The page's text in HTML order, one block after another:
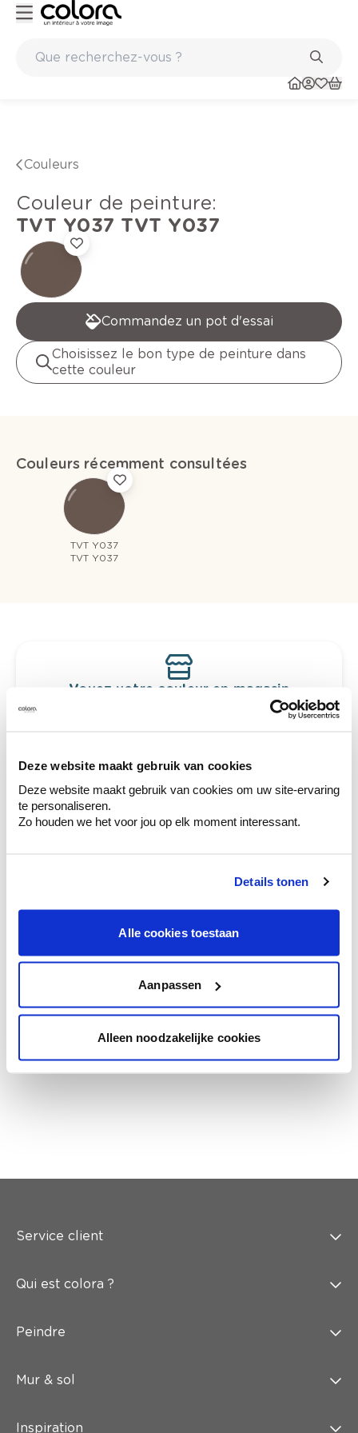
Deze website maakt gebruik van cookies
Deze website maakt gebruik van cookies om uw site-ervaring
te personaliseren.
Zo houden we het voor jou op elk moment interessant.
Details tonen
Alle cookies toestaan
Aanpassen
Alleen noodzakelijke cookies
Couleurs
Couleur de peinture:
TVT Y037 TVT Y037
Commandez un pot d'essai
Choisissez le bon type de peinture dans
cette couleur
Couleurs récemment consultées
TVT Y037
TVT Y037
Voyez votre couleur en magasin
Découvrez des échantillons de votre
votre couleur.
Obtenez des conseils personnalisés sur la
combinaison de couleurs.
Conseil couleur à domicile
en couleur.
l'éclairage et de votre mobilier.
Obtenez un contrôle technologique de vos
Service client
Qui est colora ?
Peindre
Mur & sol
Inspiration